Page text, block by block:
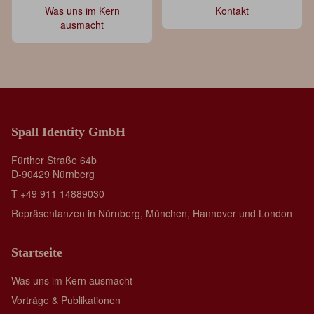
Was uns im Kern
ausmacht
Kontakt
Spall Identity GmbH
Fürther Straße 64b
D-90429 Nürnberg
T +49 911 14889030
Repräsentanzen in Nürnberg, München, Hannover und London
Startseite
Was uns im Kern ausmacht
Vorträge & Publikationen